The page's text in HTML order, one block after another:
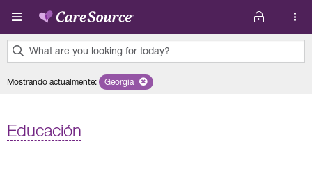
Pasar al contenido principal
What are you looking for today?
results
Mostrando actualmente: Remove selected state 'Georgia'
Georgia
Educación